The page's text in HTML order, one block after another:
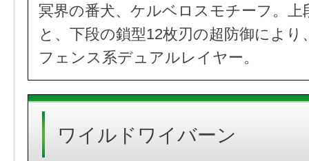
冥界の番犬、ケルベロスモチーフ。上
と、下段の鎖型12枚刃の超防御によ
フェンス系デュアルレイヤー。
ワイルドワイバーン